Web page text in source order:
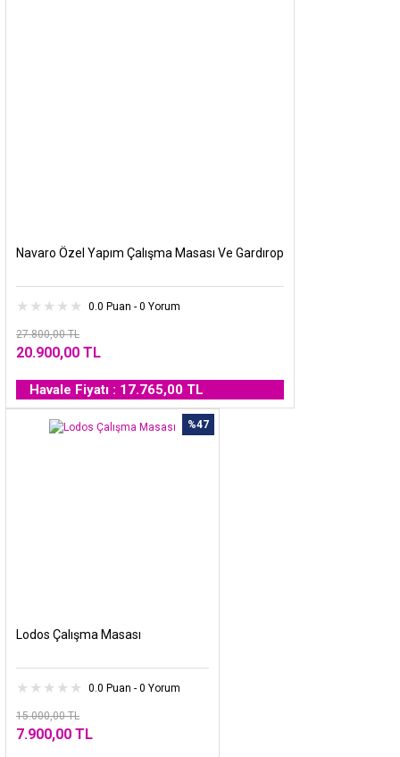
Navaro Özel Yapım Çalışma Masası Ve Gardırop
0.0 Puan - 0 Yorum
27.800,00 TL
20.900,00 TL
Havale Fiyatı : 17.765,00 TL
%47
Lodos Çalışma Masası
0.0 Puan - 0 Yorum
15.000,00 TL
7.900,00 TL